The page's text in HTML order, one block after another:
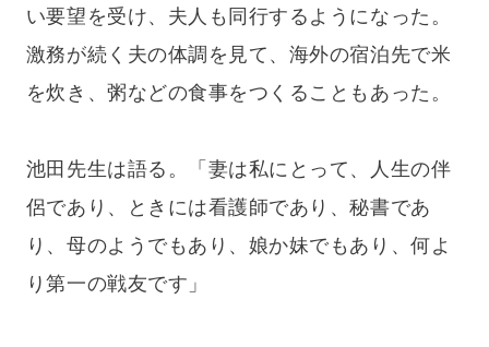
い要望を受け、夫人も同行するようになった。
激務が続く夫の体調を見て、海外の宿泊先で米
を炊き、粥などの食事をつくることもあった。
池田先生は語る。「妻は私にとって、人生の伴
侶であり、ときには看護師であり、秘書であ
り、母のようでもあり、娘か妹でもあり、何よ
り第一の戦友です」